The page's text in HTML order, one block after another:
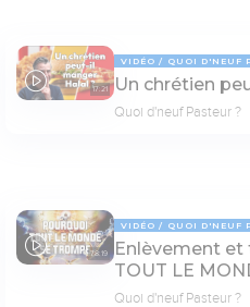
17:21
VIDÉO QUOI D'NEUF
Un chrétien
Quoi d'neuf Pasteur ?
78:19
VIDÉO QUOI D'NEUF
Enlèvement et
TOUT LE
Quoi d'neuf Pasteur ?